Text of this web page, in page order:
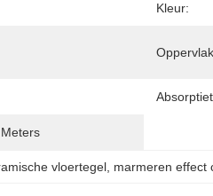
Kleur:
vloertegel marmeren effect